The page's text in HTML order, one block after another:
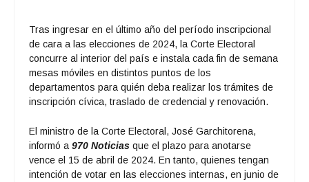
Tras ingresar en el último año del período inscripcional
de cara a las elecciones de 2024, la Corte Electoral
concurre al interior del país e instala cada fin de semana
mesas móviles en distintos puntos de los
departamentos para quién deba realizar los trámites de
inscripción cívica, traslado de credencial y renovación.
El ministro de la Corte Electoral, José Garchitorena,
informó a970 Noticias que el plazo para anotarse
vence el 15 de abril de 2024. En tanto, quienes tengan
intención de votar en las elecciones internas, en junio de